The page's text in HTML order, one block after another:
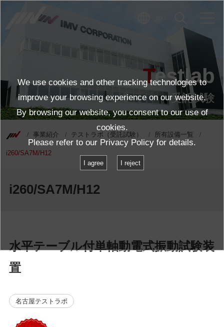
Testlab
受託試験
事業紹介 テストラボ（受託試験） 所有設備一覧
i260/SA7M/H12
i260/SA7M/H12
水平テーブル付単軸動電式振動試験装
置
名古屋テストラボ
We use cookies and other tracking technologies to
improve your browsing experience on our website.
By browsing our website, you consent to our use of
cookies.
Please refer to our Privacy Policy for details.
I agree I reject